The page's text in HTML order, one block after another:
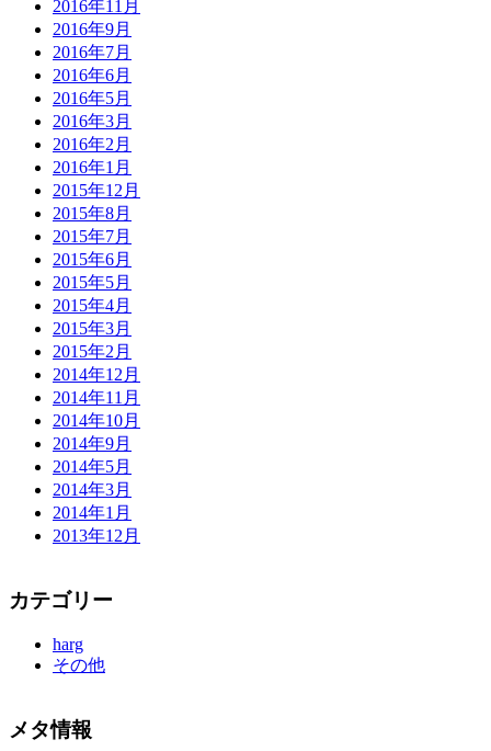
2016年11月
2016年9月
2016年7月
2016年6月
2016年5月
2016年3月
2016年2月
2016年1月
2015年12月
2015年8月
2015年7月
2015年6月
2015年5月
2015年4月
2015年3月
2015年2月
2014年12月
2014年11月
2014年10月
2014年9月
2014年5月
2014年3月
2014年1月
2013年12月
カテゴリー
harg
その他
メタ情報